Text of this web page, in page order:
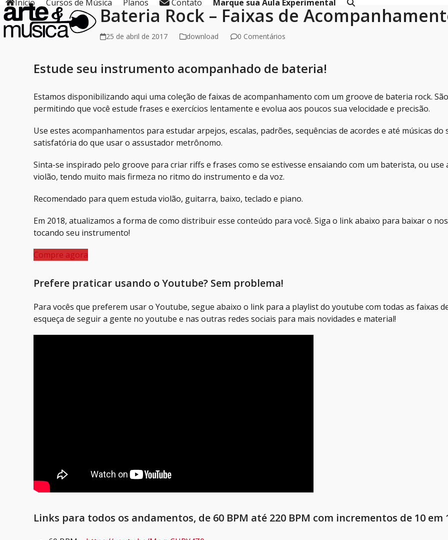
Skip
to
content
Início Cursos de Música Planos Contato Marque sua Aula Experimental
Bateria Rock – Faixas de
25 de abril de 2017 download 0 Comentários
Estude seu instrumento acompanhado de bateria!
Estamos disponibilizando aqui uma coleção de faixas de acompanhamento com um groove de bateria rock.
permitindo que você estude frases e exercícios lentamente e evolua aos poucos sua velocidade e precisão.
Use estes acompanhamentos para estudar arpejos, escalas, padrões, sequências de acordes e até músicas
satisfatória do que usar o assustador metrônomo.
Sinta-se inspirado pelo groove para criar riffs e frases como se estivesse ensaiando com um baterista, ou
violão, tendo muito mais firmeza no ritmo do instrumento e da voz.
Recomendado para quem estuda violão, guitarra, baixo, teclado e piano.
Em 2018, atualizamos a forma de como distribuir esse conteúdo para você. Siga o link abaixo para baixar o
tocando seu instrumento!
Compre agora
Prefere praticar usando o Youtube? Sem problema!
Para vocês que preferem usar o Youtube, segue abaixo o link para a playlist do youtube com todas as faixas
esqueça de seguir a gente no youtube e nas outras redes sociais para mais novidades e material!
Links para todos os andamentos, de 60 BPM até 220 BPM com incrementos de 10 em